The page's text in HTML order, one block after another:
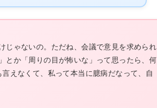
ゃないの。ただね、会議で意見を求められ
とか「周りの目が怖いな」って思ったら、何
えなくて、私って本当に臆病だなって、自